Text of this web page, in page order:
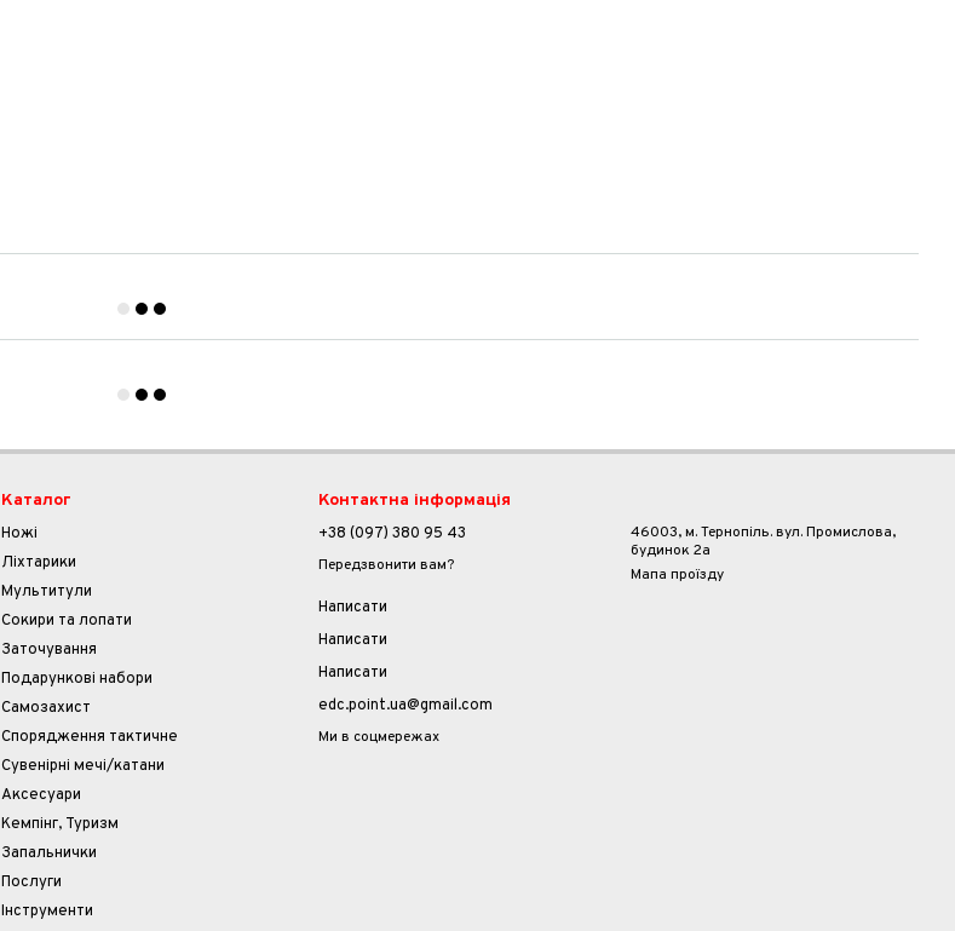
Каталог
Ножі
Ліхтарики
Мультитули
Cокири та лопати
Заточування
Подарункові набори
Самозахист
Спорядження тактичне
Сувенірні мечі/катани
Аксесуари
Кемпінг, Туризм
Запальнички
Послуги
Інструменти
Контактна інформація
+38 (097) 380 95 43
Передзвонити вам?
Написати
Написати
Написати
edc.point.ua@gmail.com
46003, м. Тернопіль. вул. Промислова,
будинок 2а
Мапа проїзду
Ми в соцмережах